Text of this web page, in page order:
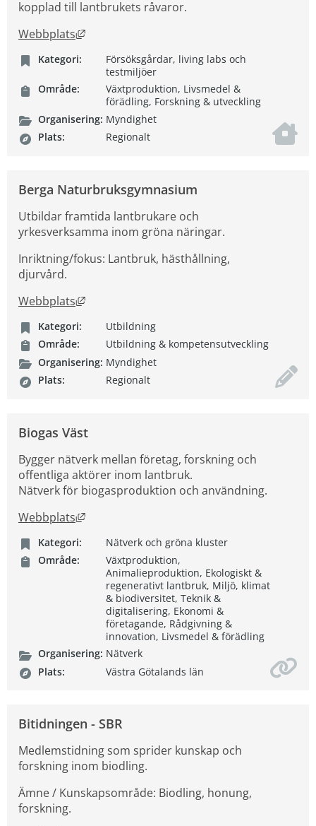
kopplad till lantbrukets råvaror.
Webbplats
Länk till annan webbplats, öppnas i nytt
Kategori:
Försöksgårdar, living labs och
testmiljöer
Område:
Växtproduktion, Livsmedel &
förädling, Forskning & utveckling
Organisering: Myndighet
Plats:
Regionalt
Berga Naturbruksgymnasium
Utbildar framtida lantbrukare och
yrkesverksamma inom gröna näringar.
Inriktning/fokus: Lantbruk, hästhållning,
djurvård.
Webbplats
Länk till annan webbplats, öppnas i nytt
Kategori:
Utbildning
Område:
Utbildning & kompetensutveckling
Organisering: Myndighet
Plats:
Regionalt
Biogas Väst
Bygger nätverk mellan företag, forskning och
offentliga aktörer inom lantbruk.
Nätverk för biogasproduktion och användning.
Webbplats
Länk till annan webbplats, öppnas i nytt
Kategori:
Nätverk och gröna kluster
Område:
Växtproduktion,
Animalieproduktion, Ekologiskt &
regenerativt lantbruk, Miljö, klimat
& biodiversitet, Teknik &
digitalisering, Ekonomi &
företagande, Rådgivning &
innovation, Livsmedel & förädling
Organisering: Nätverk
Plats:
Västra Götalands län
Bitidningen - SBR
Medlemstidning som sprider kunskap och
forskning inom biodling.
Ämne / Kunskapsområde: Biodling, honung,
forskning.